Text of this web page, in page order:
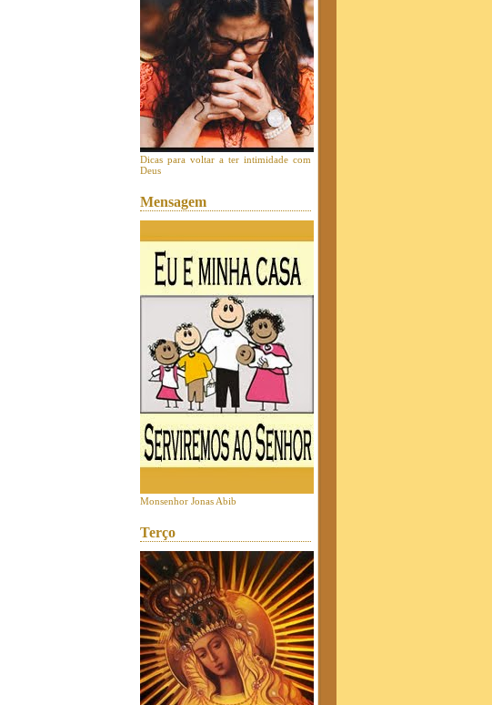
Dicas para voltar a ter intimidade com
Deus
Mensagem
Monsenhor Jonas Abib
Terço